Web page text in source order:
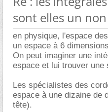
sont elles un non
en physique, l'espace
un espace à 6
On peut imaginer une
espace et lui trouver une
Les spécialistes des
espace à une dizaine de
tête).